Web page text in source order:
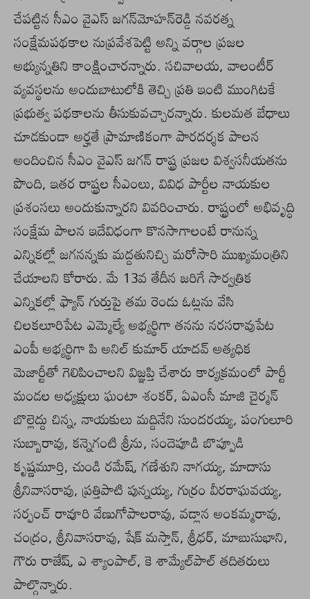
చేపట్టిన సీఎం వైఎస్‌ జగన్‌మోహన్‌రెడ్డి నవరత్న
సంక్షేమపథకాల నుప్రవేశపెట్టి అన్ని వర్గాల ప్రజల
అభ్యున్నతిని కాంక్షించారన్నారు. సచివాలయ, వాలంటీర్‌
వ్యవస్థలను అందుబాటులోకి తెచ్చి ప్రతి ఇంటి ముంగిటకే
ప్రభుత్వ పథకాలను తీసుకువచ్చారన్నారు. కులమత బేధాలు
చూడకుండా అర్హతే ప్రామాణికంగా పారదర్శక పాలన
అందించిన సీఎం వైఎస్‌ జగన్‌ రాష్ట్ర ప్రజల విశ్వసనీయతను
పొంది, ఇతర రాష్ట్రల సీఎంలు, వివిధ పార్టీల నాయకుల
ప్రశంసలు అందుకున్నారని వివరించారు. రాష్ట్రంలో అభివృద్ధి
సంక్షేమ పాలన ఇదేవిధంగా కొనసాగాలంటే రానున్న
ఎన్నికల్లో జగనన్నకు మద్దతునిచ్చి మరోసారి ముఖ్యమంత్రిని
చేయాలని కోరారు. మే 13వ తేదీన జరిగే సార్వత్రిక
ఎన్నికల్లో ఫ్యాన్‌ గుర్తుపై తమ రెండు ఓట్లను వేసి
చిలకలూరిపేట ఎమ్మెల్యే అభ్యర్థిగా తనను నరసరావుపేట
ఎంపీ అభ్యర్థిగా పి అనిల్‌ కుమార్‌ యాదవ్‌ అత్యధిక
మెజార్టీతో గెలిపించాలని విజ్ఞప్తి చేశారు కార్యక్రమంలో పార్టీ
మండల అధ్యక్షులు ఘంటా శంకర్, ఏఎంసీ మాజి చైర్మన్‌
బొల్లెద్దు చిన్న, నాయకులు మద్దినేని సుందరయ్య, పంగులూరి
సుబ్బారావు, కన్నెగంటి శ్రీను, సందెపూడి బొప్పూడి
కృష్ణమూర్తి, చుండి రమేష్, గణేశుని నాగయ్య, మాదాసు
శ్రీనివాసరావు, ప్రత్తిపాటి పున్నయ్య, గుర్రం వీరరాఘవయ్య,
సర్పంచ్‌ రావూరి వేణుగోపాలరావు, వడ్లాన అంకమ్మరావు,
చంద్రం, శ్రీనివాసరావు, షేక్‌ మస్తాన్, శ్రీధర్, మాబుసుభాని,
గౌరు రాజేష్, ఎ శ్యాంపాల్, కె శామ్యేల్‌పాల్‌ తదితరులు
పాల్గొన్నారు.